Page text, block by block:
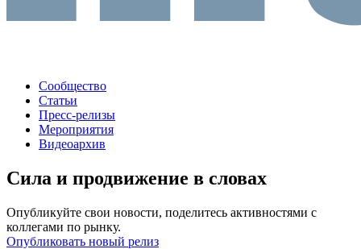
Сообщество
Статьи
Пресс-релизы
Мероприятия
Видеоархив
Сила и продвижение в словах
Опубликуйте свои новости, поделитесь активностями с
коллегами по рынку.
Опубликовать новый релиз